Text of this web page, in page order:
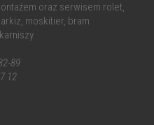
oraz serwisem rolet,
moskitier, bram
89
12